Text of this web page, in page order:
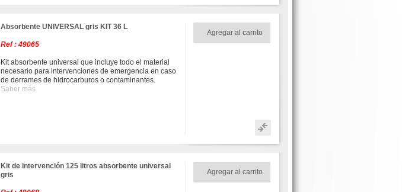
Absorbente UNIVERSAL gris KIT 36 L
Ref : 49065
Kit absorbente universal que incluye todo el material
necesario para intervenciones de emergencia en caso
de derrames de hidrocarburos o contaminantes.
Saber más
Agregar al carrito
Kit de intervención 125 litros absorbente universal
gris
Agregar al carrito